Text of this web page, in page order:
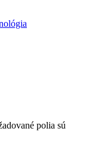
polia sú